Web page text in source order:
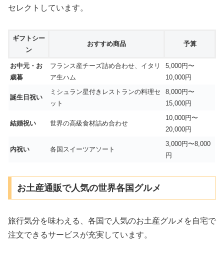
セレクトしています。
ギフトシー
ン
おすすめ商品 予算
お中元・お
歳暮
フランス産チーズ詰め合わせ、イタリ
ア生ハム
5,000円〜
10,000円
誕生日祝い
ミシュラン星付きレストランの料理セ
ット
8,000円〜
15,000円
結婚祝い 世界の高級食材詰め合わせ
10,000円〜
20,000円
内祝い 各国スイーツアソート
3,000円〜8,000
円
お土産通販で人気の世界各国グルメ
旅行気分を味わえる、各国で人気のお土産グルメを自宅で
注文できるサービスが充実しています。